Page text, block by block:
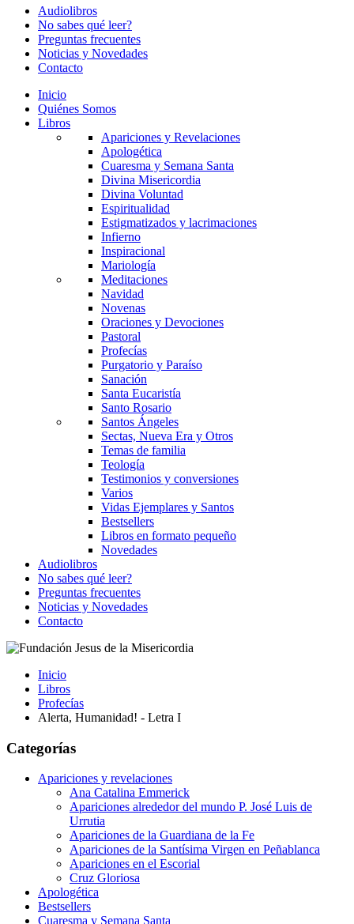
Audiolibros
No sabes qué leer?
Preguntas frecuentes
Noticias y Novedades
Contacto
Inicio
Quiénes Somos
Libros
Apariciones y Revelaciones
Apologética
Cuaresma y Semana Santa
Divina Misericordia
Divina Voluntad
Espiritualidad
Estigmatizados y lacrimaciones
Infierno
Inspiracional
Mariología
Meditaciones
Navidad
Novenas
Oraciones y Devociones
Pastoral
Profecías
Purgatorio y Paraíso
Sanación
Santa Eucaristía
Santo Rosario
Santos Ángeles
Sectas, Nueva Era y Otros
Temas de familia
Teología
Testimonios y conversiones
Varios
Vidas Ejemplares y Santos
Bestsellers
Libros en formato pequeño
Novedades
Audiolibros
No sabes qué leer?
Preguntas frecuentes
Noticias y Novedades
Contacto
Inicio
Libros
Profecías
Alerta, Humanidad! - Letra I
Categorías
Apariciones y revelaciones
Ana Catalina Emmerick
Apariciones alrededor del mundo P. José Luis de
Urrutia
Apariciones de la Guardiana de la Fe
Apariciones de la Santísima Virgen en Peñablanca
Apariciones en el Escorial
Cruz Gloriosa
Apologética
Bestsellers
Cuaresma y Semana Santa